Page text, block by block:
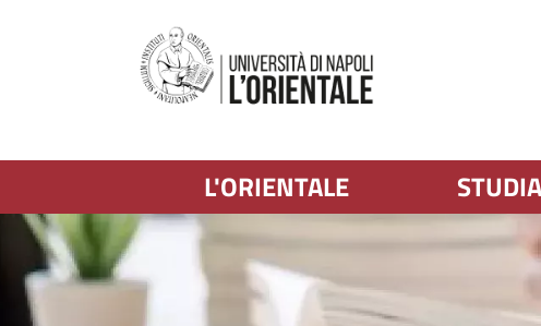
L'ORIENTALE
Immagine